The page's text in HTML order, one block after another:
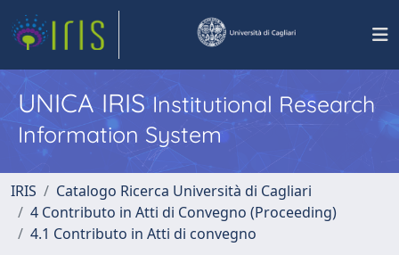
UNICA IRISInstitutional Research
Information System
IRIS
Catalogo Ricerca Università di Cagliari
4 Contributo in Atti di Convegno (Proceeding)
4.1 Contributo in Atti di convegno